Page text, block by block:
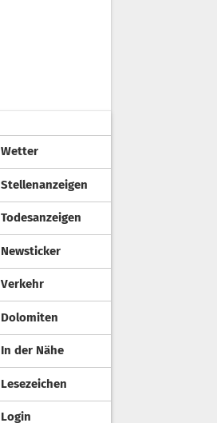
Wetter
Stellenanzeigen
Todesanzeigen
Newsticker
Verkehr
Dolomiten
In der Nähe
Lesezeichen
Login